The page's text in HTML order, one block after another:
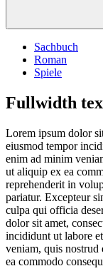
Sachbuch
Roman
Spiele
Fullwidth
Lorem ipsum dolor
eiusmod tempor
enim ad minim
ut aliquip ex ea
reprehenderit in
pariatur. Excepteur
culpa qui officia
dolor sit amet,
incididunt ut labore
veniam, quis
ea commodo